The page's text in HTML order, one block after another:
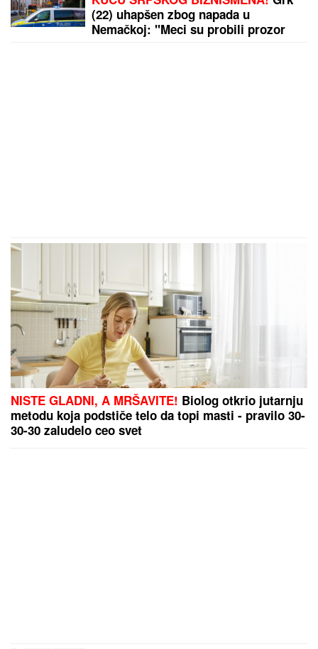
(22) uhapšen zbog napada u
Nemačkoj: "Meci su probili prozor
NISTE GLADNI, A MRŠAVITE! Biolog otkrio jutarnju
metodu koja podstiče telo da topi masti - pravilo 30-
30-30 zaludelo ceo svet